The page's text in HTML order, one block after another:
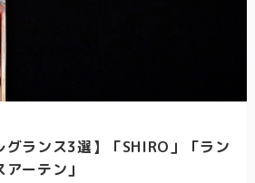
グランス3選】「SHIRO」「ラン
ーテン」